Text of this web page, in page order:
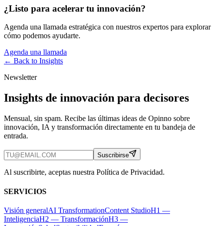
¿Listo para acelerar tu innovación?
Agenda una llamada estratégica con nuestros expertos para explorar
cómo podemos ayudarte.
Agenda una llamada
← Back to Insights
Newsletter
Insights de innovación para decisores
Mensual, sin spam. Recibe las últimas ideas de Opinno sobre
innovación, IA y transformación directamente en tu bandeja de
entrada.
Suscribirse
Al suscribirte, aceptas nuestra Política de Privacidad.
SERVICIOS
Visión generalAI TransformationContent StudioH1 —
InteligenciaH2 — TransformaciónH3 —